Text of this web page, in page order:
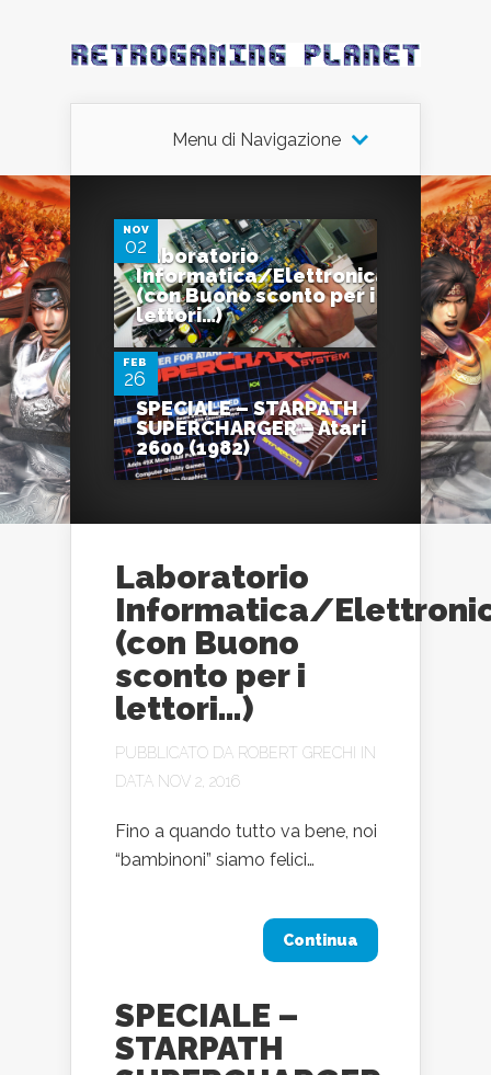
Menu di Navigazione
NOV
02Laboratorio
Informatica/Elettronica
(con Buono sconto per i
lettori…)
FEB
26
0
SPECIALE – STARPATH
SUPERCHARGER – Atari
2600 (1982)
Laboratorio
Informatica/
(con Buono
sconto per i
lettori…)
PUBBLICATO DA ROBERT GRECHI
IN
DATA NOV 2, 2016
Fino a quando tutto va bene, noi
“bambinoni” siamo felici…
Continua
SPECIALE –
STARPATH